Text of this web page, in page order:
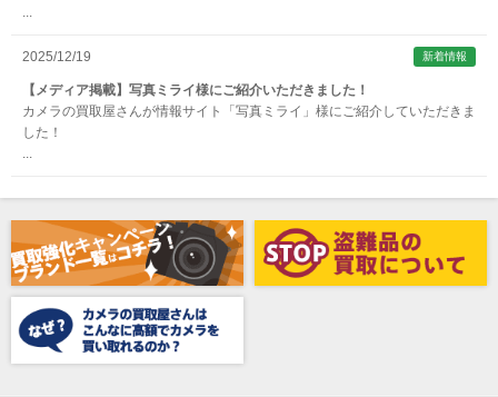
Aska（アスカ/飛鳥）
ATOMOS（アトモス）
erg（エルグ）
AVENON（アベノン）
Awagami Factory（アワガミファクトリー）
Belkin（ベルキン）
Bencini（ベンチーニ）
BENRO（ベンロ）
BERGEON（ベルジョン）
2025/12/19 新着情報
【メディア掲載】写真ミライ様にご紹介いただきました！
カメラの買取屋さんが情報サイト「写真ミライ」様にご紹介していただきま
した！